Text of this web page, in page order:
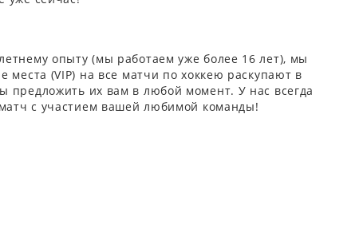
опыту (мы работаем уже более 16 лет), мы
места (VIP) на все матчи по хоккею раскупают в
их вам в любой момент. У нас всегда
с участием вашей любимой команды!